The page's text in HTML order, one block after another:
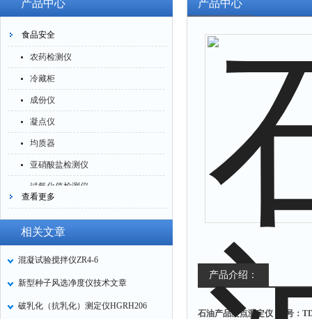
产品中心
食品安全
农药检测仪
冷藏柜
成份仪
凝点仪
均质器
亚硝酸盐检测仪
过氧化值检测仪
验粉筛
酶标分析仪
查看更多
相关文章
混凝试验搅拌仪ZR4-6
新型种子风选净度仪技术文章
破乳化（抗乳化）测定仪HGRH206
产品中心
产品介绍：
石油产品凝点测定仪 型号：